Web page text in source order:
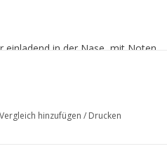
einladend in der Nase, mit Noten
ist feinkörnig und die Säure
aus dem Barolo Gebiet.
hinzufügen / Drucken